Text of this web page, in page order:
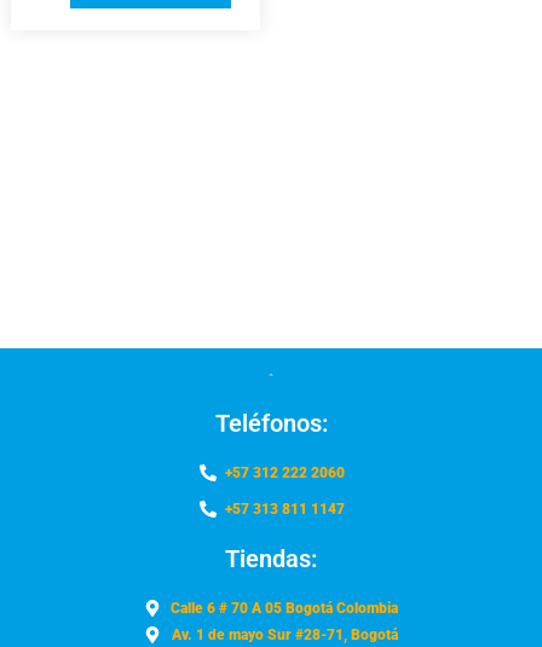
Teléfonos:
+57 312 222 2060
+57 313 811 1147
Tiendas:
Calle 6 # 70 A 05 Bogotá Colombia
Av. 1 de mayo Sur #28-71, Bogotá